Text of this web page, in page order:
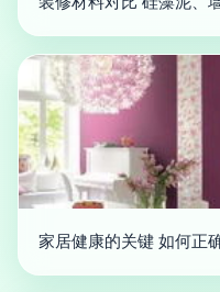
家居健康的关键 如何正